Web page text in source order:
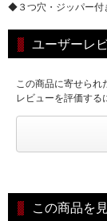
◆３つ穴・ジッパー付
ユーザーレ
この商品に寄せられ
レビューを評価する
この商品を